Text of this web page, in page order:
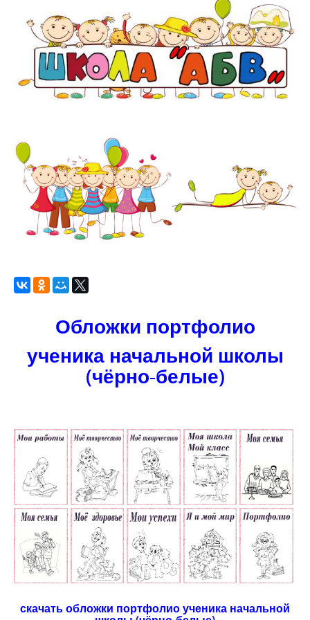
Обложки портфолио
ученика начальной школы
(чёрно-белые)
скачать обложки портфолио ученика начальной